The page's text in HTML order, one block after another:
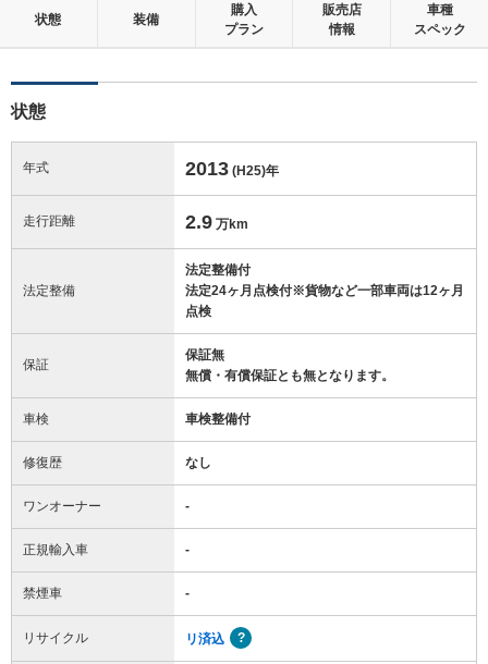
状態 装備
購入
プラン
販売店
情報
車種
スペック
状態
年式 2013 (H25)年
走行距離 2.9 万km
法定整備
法定整備付
法定24ヶ月点検付※貨物など一部車両は12ヶ月
点検
保証
保証無
無償・有償保証とも無となります。
車検 車検整備付
修復歴 なし
ワンオーナー -
正規輸入車 -
禁煙車 -
リサイクル リ済込